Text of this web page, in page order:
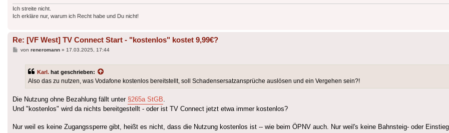
Ich streite nicht.
Ich erkläre nur, warum ich Recht habe und Du nicht!
Re: [VF West] TV Connect Start - "kostenlos" kostet 9,99€?
Beitrag
von reneromann» 17.03.2025, 17:44
Karl. hat geschrieben:
Also das zu nutzen, was Vodafone kostenlos bereitstellt, soll Schadensersatzansprüche auslösen und ein Vergehen sein?!
Die Nutzung ohne Bezahlung fällt unter §265a StGB
Und "kostenlos" wird da nichts bereitgestellt - oder ist TV Connect jetzt etwa immer kostenlos?
Nur weil es keine Zugangssperre gibt, heißt es nicht, dass die Nutzung kostenlos ist -- wie beim ÖPNV auch. Nur weil's keine Bahnsteig- oder